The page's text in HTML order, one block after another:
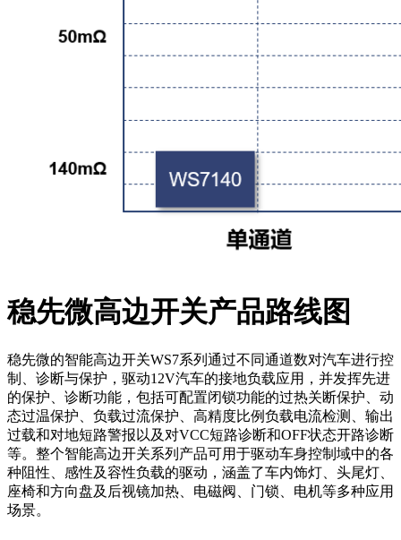
稳先微高边开关产品路线图
稳先微的智能高边开关WS7系列通过不同通道数对汽车进行控
制、诊断与保护，驱动12V汽车的接地负载应用，并发挥先进
的保护、诊断功能，包括可配置闭锁功能的过热关断保护、动
态过温保护、负载过流保护、高精度比例负载电流检测、输出
过载和对地短路警报以及对VCC短路诊断和OFF状态开路诊断
等。整个智能高边开关系列产品可用于驱动车身控制域中的各
种阻性、感性及容性负载的驱动，涵盖了车内饰灯、头尾灯、
座椅和方向盘及后视镜加热、电磁阀、门锁、电机等多种应用
场景。